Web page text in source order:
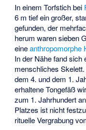
In einem Torfstich bei
6 m tief ein großer,
gefunden, der
herum waren sieben
eineanthropomorphe
In der Nähe fand sich
menschliches
dem 4. und dem 1.
erhaltene Tongefäß
zum 1. Jahrhundert
Platzes ist nicht
rituelle Vergrabung